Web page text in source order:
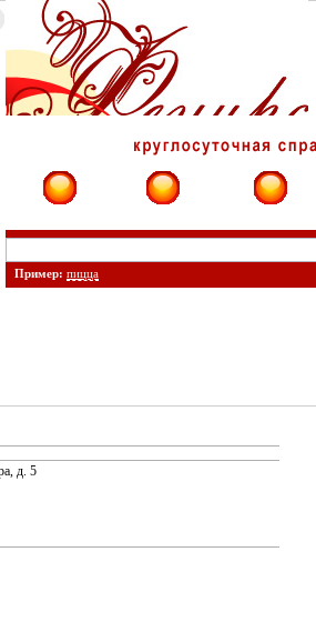
Пример: пицца
д. 5